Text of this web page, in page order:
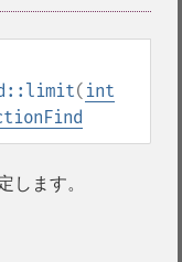
( int
します。